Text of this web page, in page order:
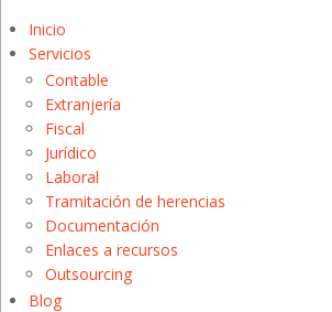
Inicio
Servicios
Contable
Extranjería
Fiscal
Jurídico
Laboral
Tramitación de herencias
Documentación
Enlaces a recursos
Outsourcing
Blog